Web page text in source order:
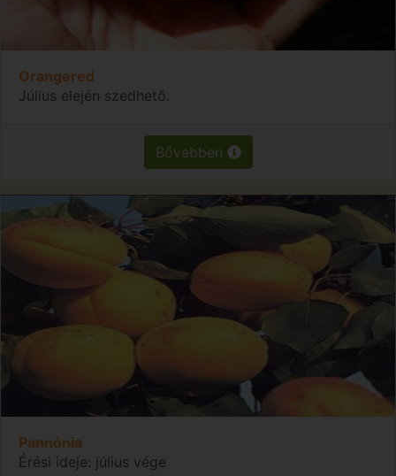
Orangered
Július elején szedhető.
Bővebben
Pannónia
Érési ideje: július vége